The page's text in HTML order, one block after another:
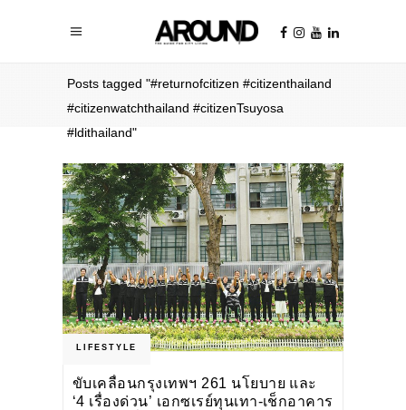
Posts tagged "#returnofcitizen #citizenthailand
#citizenwatchthailand #citizenTsuyosa
#ldithailand"
LIFESTYLE
ขับเคลื่อนกรุงเทพฯ 261 นโยบาย และ
‘4 เรื่องด่วน’ เอกซเรย์ทุนเทา-เช็กอาคาร